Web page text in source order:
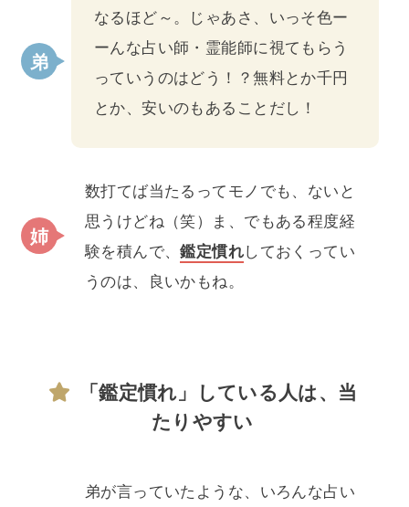
なるほど～。じゃあさ、いっそ色ー
ーんな占い師・霊能師に視てもらう
っていうのはどう！？無料とか千円
とか、安いのもあることだし！
数打てば当たるってモノでも、ないと
思うけどね（笑）ま、でもある程度経
験を積んで、鑑定慣れしておくってい
うのは、良いかもね。
「鑑定慣れ」している人は、当
たりやすい
弟が言っていたような、いろんな占い